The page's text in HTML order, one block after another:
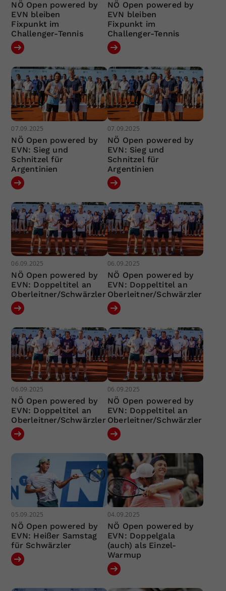
NÖ Open powered by
EVN bleiben
Fixpunkt im
Challenger-Tennis
NÖ Open powered by
EVN bleiben
Fixpunkt im
Challenger-Tennis
07.09.2025
NÖ Open powered by
EVN: Sieg und
Schnitzel für
Argentinien
07.09.2025
NÖ Open powered by
EVN: Sieg und
Schnitzel für
Argentinien
06.09.2025
NÖ Open powered by
EVN: Doppeltitel an
Oberleitner/Schwärzler
06.09.2025
NÖ Open powered by
EVN: Doppeltitel an
Oberleitner/Schwärzler
06.09.2025
NÖ Open powered by
EVN: Doppeltitel an
Oberleitner/Schwärzler
06.09.2025
NÖ Open powered by
EVN: Doppeltitel an
Oberleitner/Schwärzler
05.09.2025
NÖ Open powered by
EVN: Heißer Samstag
für Schwärzler
04.09.2025
NÖ Open powered by
EVN: Doppelgala
(auch) als Einzel-
Warmup